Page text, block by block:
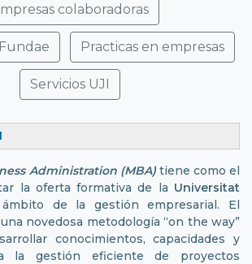
colaboradoras
Practicas en empresas
Servicios UJI
Administration (MBA) tiene como el
la oferta formativa de la Universitat
de la gestión empresarial. El
novedosa metodología “on the way”
conocimientos, capacidades y
la gestión eficiente de proyectos